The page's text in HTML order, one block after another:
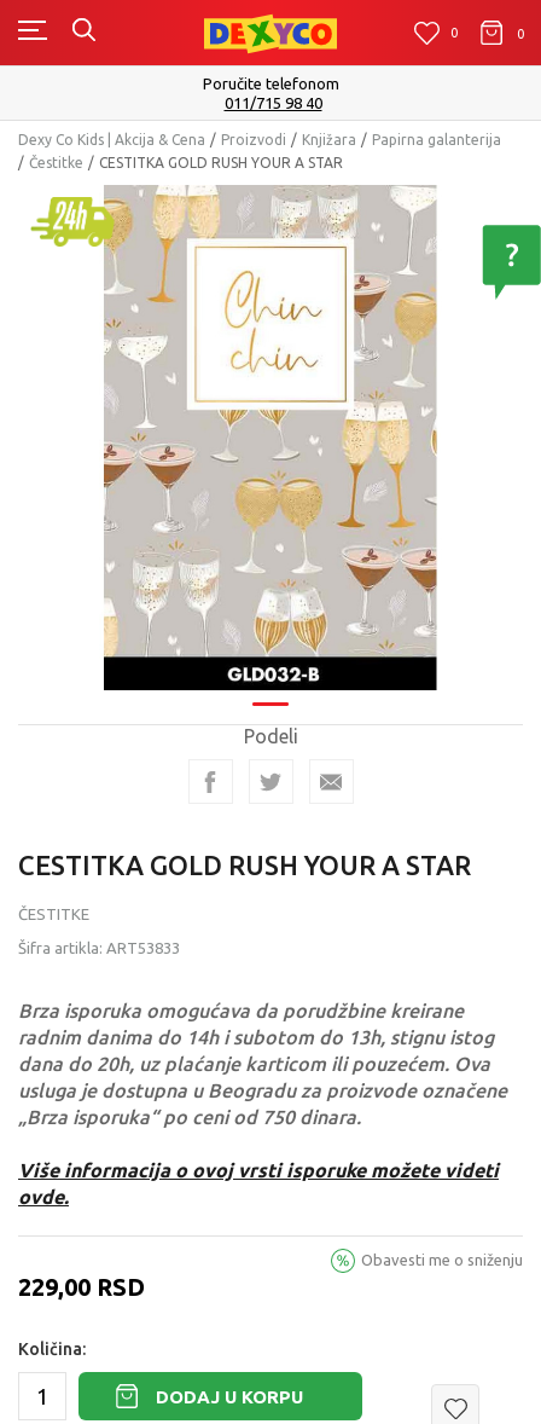
0 0 0
Poručite telefonom
011/715 98 40
Dexy Co Kids | Akcija & Cena Proizvodi Knjižara
Papirna galanterija
Čestitke
CESTITKA GOLD RUSH YOUR A STAR
Podeli
CESTITKA GOLD RUSH YOUR A STAR
ČESTITKE
Šifra artikla: ART53833
Brza isporuka omogućava da porudžbine kreirane
radnim danima do 14h i subotom do 13h, stignu istog
dana do 20h, uz plaćanje karticom ili pouzećem. Ova
usluga je dostupna u Beogradu za proizvode označene
„Brza isporuka“ po ceni od 750 dinara.
Više informacija o ovoj vrsti isporuke možete videti
ovde.
229,00 RSD
Obavesti me o sniženju
Količina:
DODAJ U KORPU